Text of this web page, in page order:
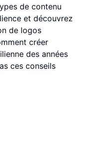
de contenu
et découvrez
de logos
créer
des années
ces conseils